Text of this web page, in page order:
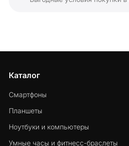
Каталог
Смартфоны
Планшеты
Ноутбуки и компьютеры
Умные часы и фитнесс-браслеты